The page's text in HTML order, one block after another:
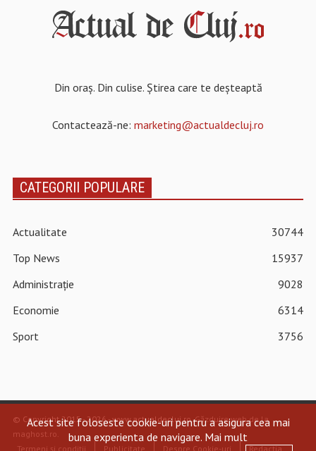
Din oraș. Din culise. Știrea care te deșteaptă
Contactează-ne: marketing@actualdecluj.ro
CATEGORII POPULARE
Actualitate
30744
Top News
15937
Administrație
9028
Economie
6314
Sport
3756
© Copyright 2015 - 2026 - www.actualdecluj.ro.Găzduire web de la
maghost.ro.
Termeni și condiții
Publicitate Despre Cookie-uri Redacția
Acest site foloseste cookie-uri pentru a asigura cea mai
buna experienta de navigare. Mai mult